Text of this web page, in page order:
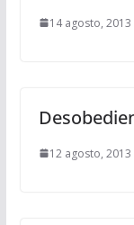
14 agosto, 2013
12 agosto, 2013